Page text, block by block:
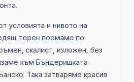
условията и нивото на
терен поемаме по
скалист, изложен, без
към Бъндеришката
Така затваряме красив